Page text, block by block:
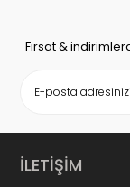
Fırsat &
İLETİŞİM